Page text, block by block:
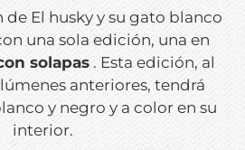
de El husky y su gato blanco
una sola edición, una en
solapas . Esta edición, al
anteriores, tendrá
y negro y a color en su
interior.